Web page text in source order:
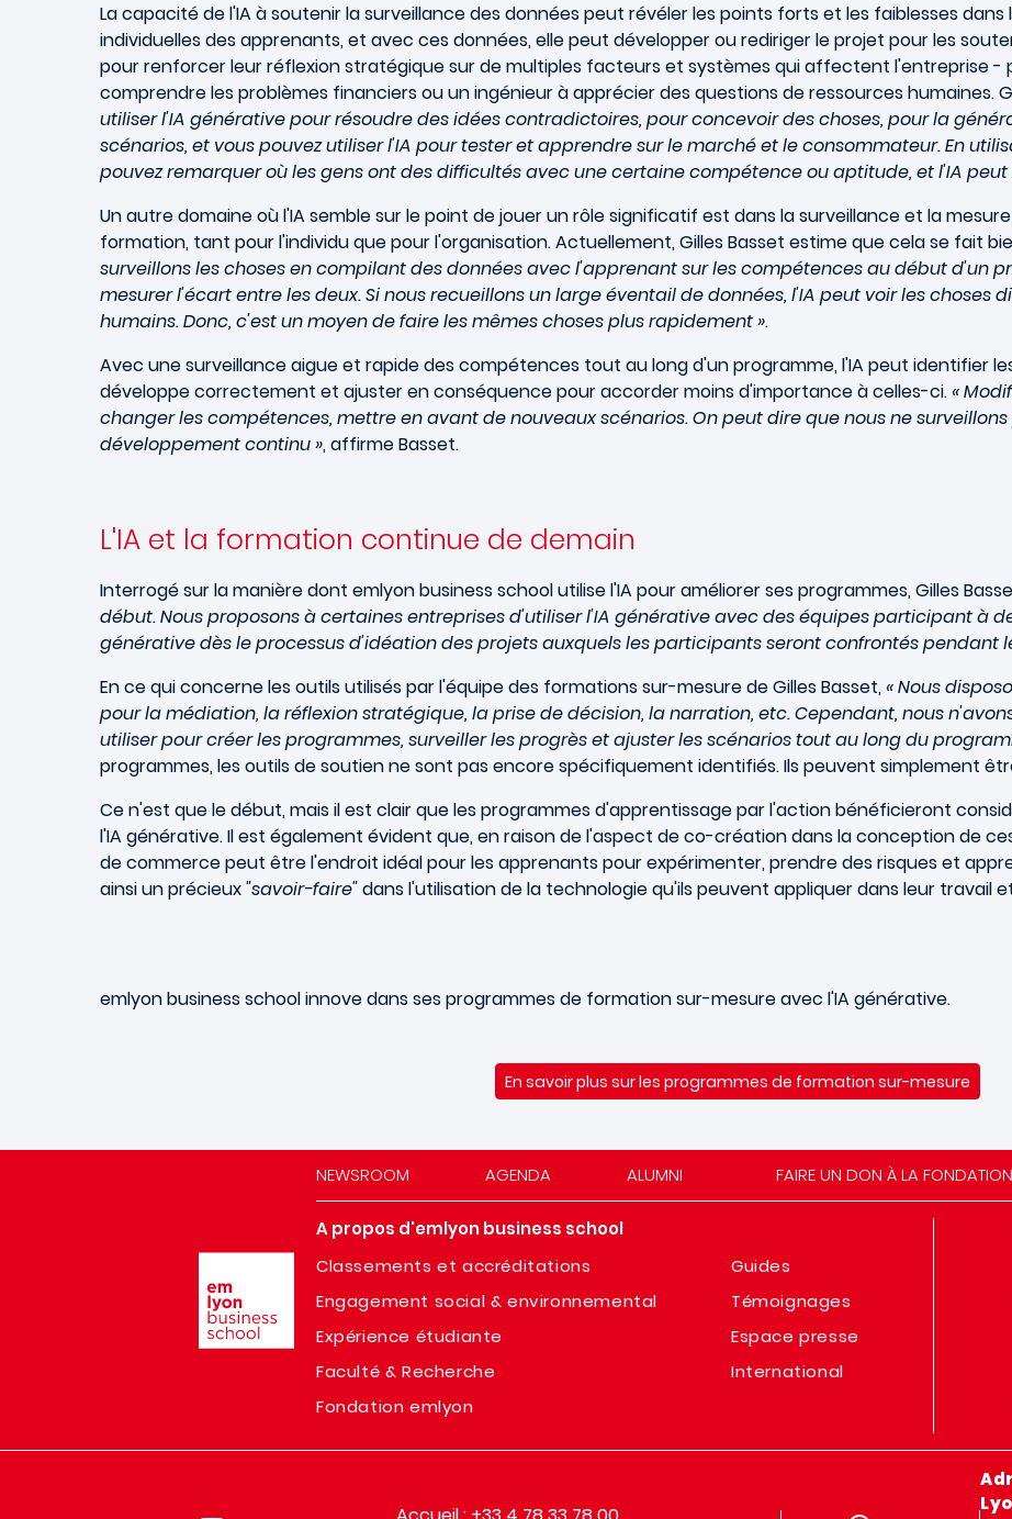
La capacité de l'IA à soutenir la surveillance des données peut révéler les points forts et les faiblesses
individuelles des apprenants, et avec ces données, elle peut développer ou rediriger le projet pour les
pour renforcer leur réflexion stratégique sur de multiples facteurs et systèmes qui affectent l'entreprise -
comprendre les problèmes financiers ou un ingénieur à apprécier des questions de ressources humaines.
utiliser l'IA générative pour résoudre des idées contradictoires, pour concevoir des choses, pour la
scénarios, et vous pouvez utiliser l'IA pour tester et apprendre sur le marché et le consommateur. En
pouvez remarquer où les gens ont des difficultés avec une certaine compétence ou aptitude, et l'IA peut
Un autre domaine où l'IA semble sur le point de jouer un rôle significatif est dans la surveillance et la
formation, tant pour l'individu que pour l'organisation. Actuellement, Gilles Basset estime que cela se fait
surveillons les choses en compilant des données avec l'apprenant sur les compétences au début d'un
mesurer l'écart entre les deux. Si nous recueillons un large éventail de données, l'IA peut voir les
humains. Donc, c'est un moyen de faire les mêmes choses plus rapidement ».
Avec une surveillance aigue et rapide des compétences tout au long d'un programme, l'IA peut identifier
développe correctement et ajuster en conséquence pour accorder moins d'importance à celles-ci.«
changer les compétences, mettre en avant de nouveaux scénarios. On peut dire que nous ne
développement continu », affirme Basset.
L'IA et la formation continue de demain
Interrogé sur la manière dont emlyon business school utilise l'IA pour améliorer ses programmes, Gilles
début. Nous proposons à certaines entreprises d'utiliser l'IA générative avec des équipes participant à
générative dès le processus d'idéation des projets auxquels les participants seront confrontés pendant
En ce qui concerne les outils utilisés par l'équipe des formations sur-mesure de Gilles Basset,« Nous
pour la médiation, la réflexion stratégique, la prise de décision, la narration, etc. Cependant, nous
utiliser pour créer les programmes, surveiller les progrès et ajuster les scénarios tout au long du
programmes, les outils de soutien ne sont pas encore spécifiquement identifiés. Ils peuvent simplement
Ce n'est que le début, mais il est clair que les programmes d'apprentissage par l'action bénéficieront
l'IA générative. Il est également évident que, en raison de l'aspect de co-création dans la conception de
de commerce peut être l'endroit idéal pour les apprenants pour expérimenter, prendre des risques et
ainsi un précieux"savoir-faire"dans l'utilisation de la technologie qu'ils peuvent appliquer dans leur travail
emlyonbusiness school innove dans ses programmes de formation sur-mesure avec l'IA générative.
En savoir plus sur les programmes de formation sur-mesure
NEWSROOM AGENDA ALUMNI FAIRE UN DON À LA
A propos d'emlyon business school
Classements et accréditations
Engagement social & environnemental
Expérience étudiante
Faculté & Recherche
Fondation emlyon
Guides
Témoignages
Espace presse
International